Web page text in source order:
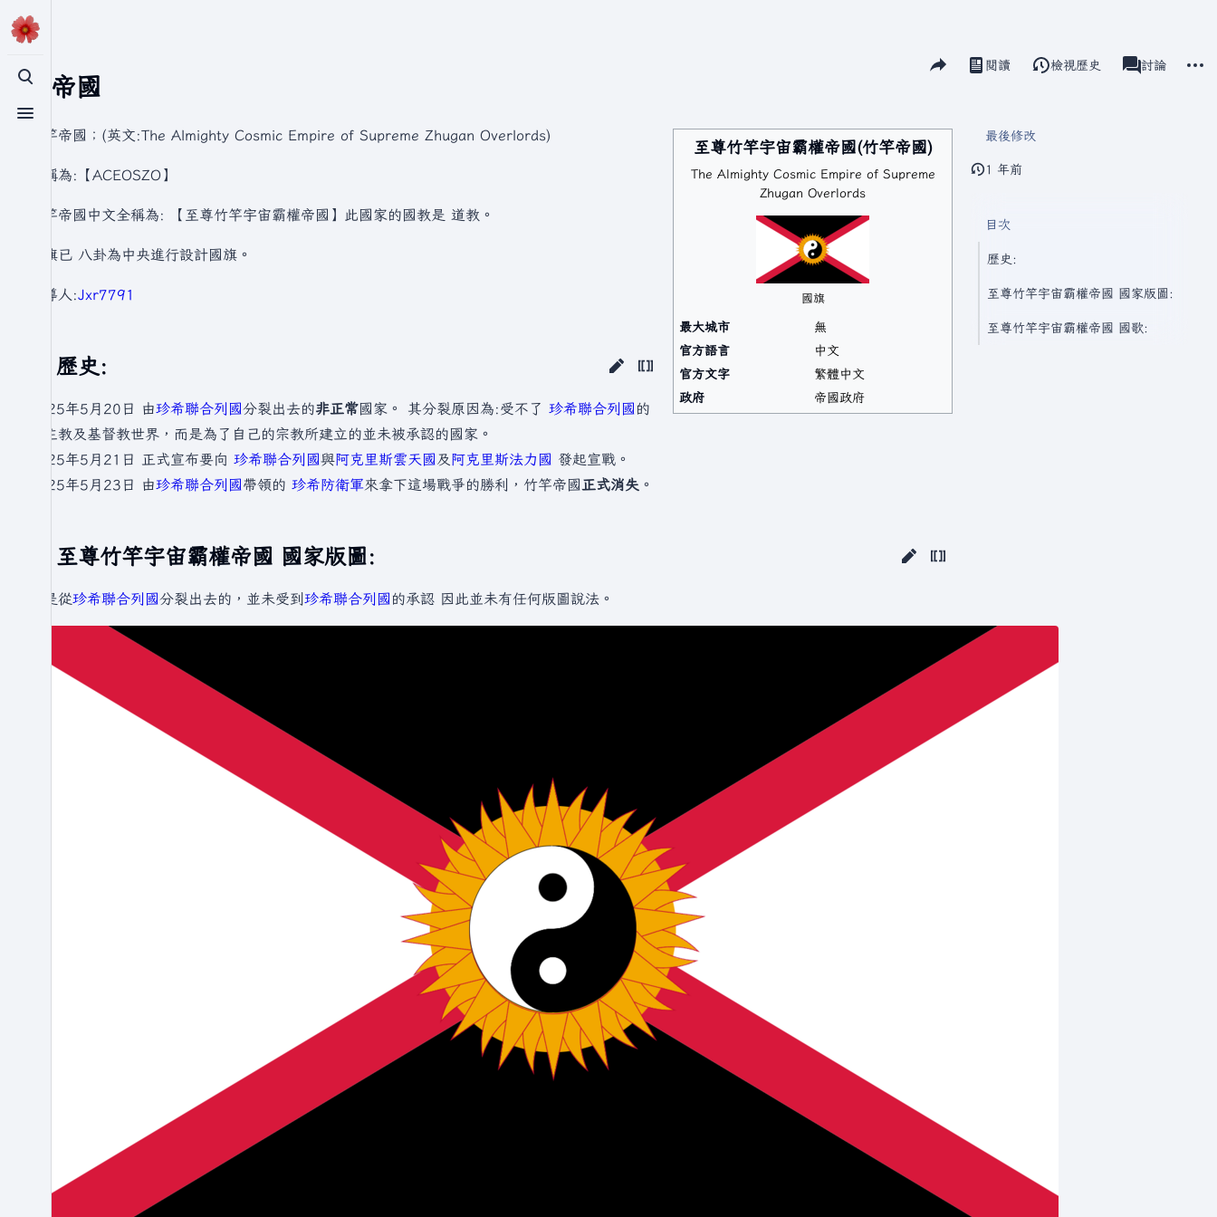
切換搜尋
切換選單
竹竿帝國
分享此頁面
視圖閱讀 檢視歷史 associated-
頁面
討論
至尊竹竿宇宙霸權帝國(竹竿帝國)
The Almighty Cosmic Empire of Supreme
Zhugan Overlords
國旗
最大城市
無
官方語言
中文
官方文字
繁體中文
政府
帝國政府
竹竿帝國；(英文:The Almighty Cosmic Empire of Supreme Zhugan Overlords)
簡稱為:【ACEOSZO】
竹竿帝國中文全稱為: 【至尊竹竿宇宙霸權帝國】此國家的國教是 道教。
國旗已 八卦為中央進行設計國旗。
領導人:Jxr7791
歷史:
2025年5月20日 由珍希聯合列國分裂出去的非正常國家。 其分裂原因為:受不了 珍希聯合列國 的
天主教及基督教世界，而是為了自己的宗教所建立的並未被承認的國家。
2025年5月21日 正式宣布要向 珍希聯合列國與阿克里斯雲天國及 阿克里斯法力國 發起宣戰。
2025年5月23日 由珍希聯合列國帶領的 珍希防衛軍來拿下這場戰爭的勝利，竹竿帝國 正式消失 。
至尊竹竿宇宙霸權帝國 國家版圖:
因是從珍希聯合列國分裂出去的，並未受到 珍希聯合列國 的承認 因此並未有任何版圖說法。
最後修改
1 年前
目次
歷史:
至尊竹竿宇宙霸權帝國 國家版圖:
至尊竹竿宇宙霸權帝國 國歌: